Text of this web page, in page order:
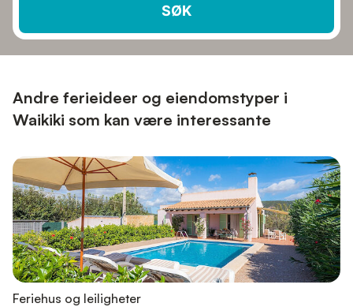
SØK
Andre ferieideer og eiendomstyper i
Waikiki som kan være interessante
Feriehus og leiligheter